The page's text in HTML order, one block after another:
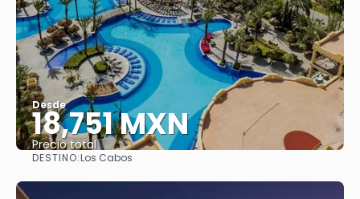
Desde
18,751 MXN
Precio total
DESTINO:Los Cabos